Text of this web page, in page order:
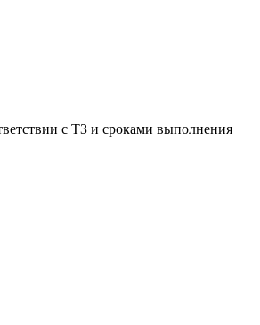
с ТЗ и сроками выполнения